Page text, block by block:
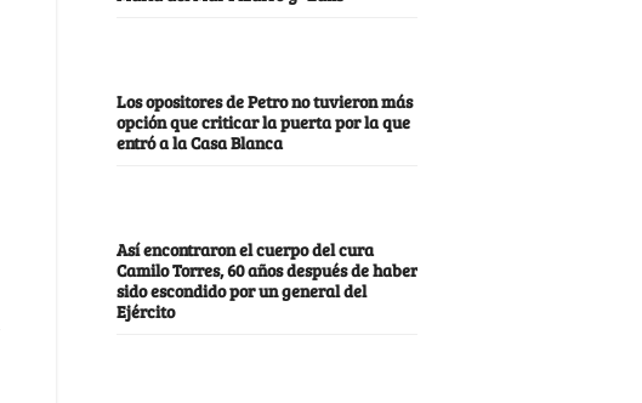
Los opositores de Petro no tuvieron más
opción que criticar la puerta por la que
entró a la Casa Blanca
Así encontraron el cuerpo del cura
Camilo Torres, 60 años después de haber
sido escondido por un general del
Ejército